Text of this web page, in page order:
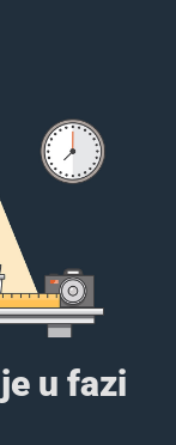
u fazi